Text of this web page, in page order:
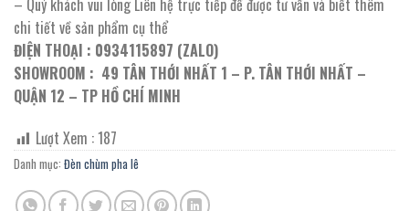
– Quý khách vui lòng Liên hệ trực tiếp để được tư vấn và biết thêm
chi tiết về sản phẩm cụ thể
ĐIỆN THOẠI : 0934115897 (ZALO)
SHOWROOM : 49 TÂN THỚI NHẤT 1 – P. TÂN THỚI NHẤT –
QUẬN 12 – TP HỒ CHÍ MINH
Lượt Xem :187
Danh mục: Đèn chùm pha lê